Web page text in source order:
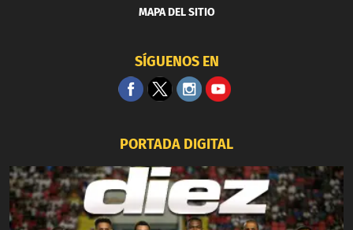
MAPA DEL SITIO
SÍGUENOS EN
PORTADA DIGITAL